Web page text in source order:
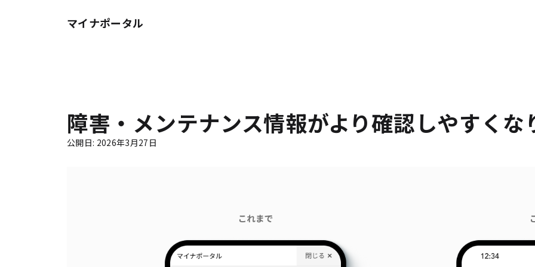
マイナポータル
障害・メンテナンス情報がより確認しやすくな
公開日: 2026年3月27日